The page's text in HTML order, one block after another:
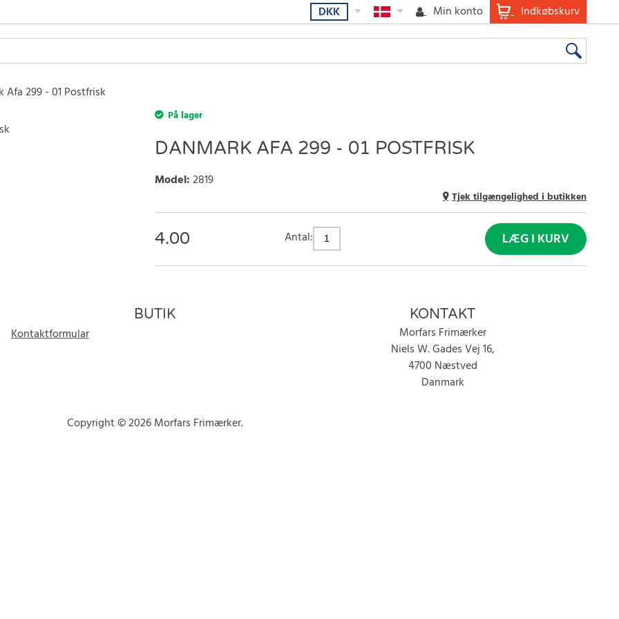
Indkøbskurv
Min konto
DKK
Afa 299 - 01 Postfrisk
På lager
DANMARK AFA 299 - 01 POSTFRISK
Model:2819
Tjek tilgængelighed i butikken
4.00 Antal: LÆG I KURV
BUTIK
Kontaktformular
KONTAKT
Morfars Frimærker
Niels W. Gades Vej 16,
4700 Næstved
Danmark
Copyright © 2026 Morfars Frimærker.